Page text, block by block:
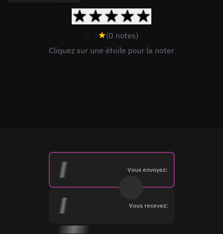
0.0
(0 notes)
Cliquez sur une étoile pour la noter
Vous envoyez:
Vous recevez: